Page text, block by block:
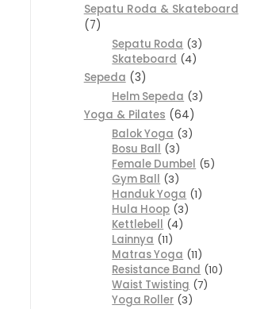
Sepatu Roda & Skateboard
7
Sepatu Roda 3
Skateboard 4
Sepeda
3
Helm Sepeda 3
Yoga & Pilates
64
Balok Yoga 3
Bosu Ball 3
Female Dumbel 5
Gym Ball 3
Handuk Yoga 1
Hula Hoop 3
Kettlebell 4
Lainnya 11
Matras Yoga 11
Resistance Band 10
Waist Twisting 7
Yoga Roller 3